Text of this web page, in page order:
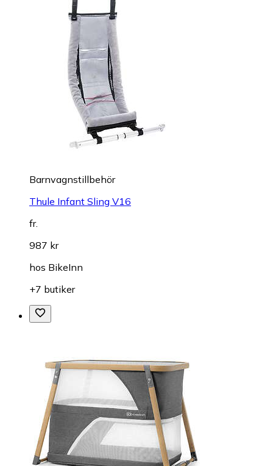
Barnvagnstillbehör
Thule Infant Sling V16
fr.
987 kr
hos BikeInn
+7 butiker